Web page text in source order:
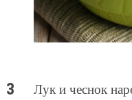
Лук и чеснок